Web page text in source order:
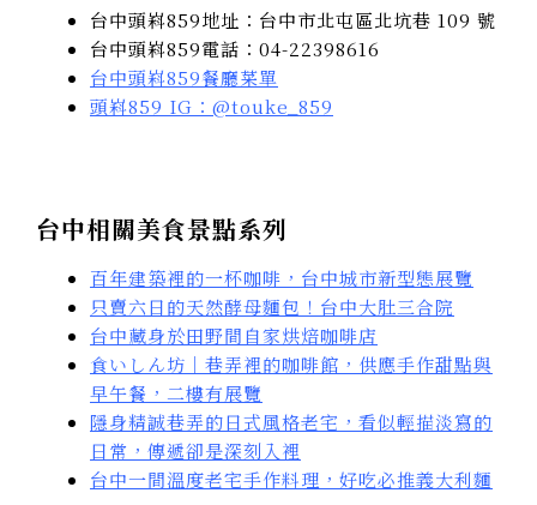
台中頭嵙859地址：台中市北屯區北坑巷 109 號
台中頭嵙859電話：04-22398616
台中頭嵙859餐廳菜單
頭嵙859 IG：@touke_859
台中相關美食景點系列
百年建築裡的一杯咖啡，台中城市新型態展覽
只賣六日的天然酵母麵包！台中大肚三合院
台中藏身於田野間自家烘焙咖啡店
食いしん坊｜巷弄裡的咖啡館，供應手作甜點與
早午餐，二樓有展覽
隱身精誠巷弄的日式風格老宅，看似輕描淡寫的
日常，傳遞卻是深刻入裡
台中一間溫度老宅手作料理，好吃必推義大利麵